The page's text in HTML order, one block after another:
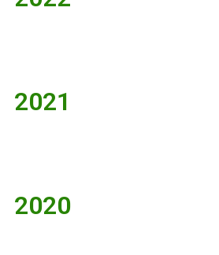
2021
2020